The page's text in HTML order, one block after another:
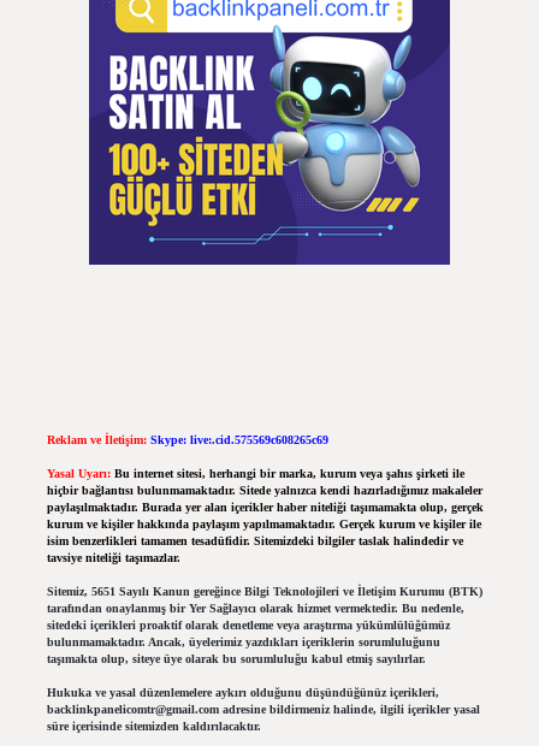
Reklam ve İletişim: Skype: live:.cid.575569c608265c69
Yasal Uyarı: Bu internet sitesi, herhangi bir marka, kurum veya şahıs şirketi ile
hiçbir bağlantısı bulunmamaktadır. Sitede yalnızca kendi hazırladığımız makaleler
paylaşılmaktadır. Burada yer alan içerikler haber niteliği taşımamakta olup, gerçek
kurum ve kişiler hakkında paylaşım yapılmamaktadır. Gerçek kurum ve kişiler ile
isim benzerlikleri tamamen tesadüfidir. Sitemizdeki bilgiler taslak halindedir ve
tavsiye niteliği taşımazlar.
Sitemiz, 5651 Sayılı Kanun gereğince Bilgi Teknolojileri ve İletişim Kurumu (BTK)
tarafından onaylanmış bir Yer Sağlayıcı olarak hizmet vermektedir. Bu nedenle,
sitedeki içerikleri proaktif olarak denetleme veya araştırma yükümlülüğümüz
bulunmamaktadır. Ancak, üyelerimiz yazdıkları içeriklerin sorumluluğunu
taşımakta olup, siteye üye olarak bu sorumluluğu kabul etmiş sayılırlar.
Hukuka ve yasal düzenlemelere aykırı olduğunu düşündüğünüz içerikleri,
backlinkpanelicomtr@gmail.comadresine bildirmeniz halinde, ilgili içerikler yasal
süre içerisinde sitemizden kaldırılacaktır.